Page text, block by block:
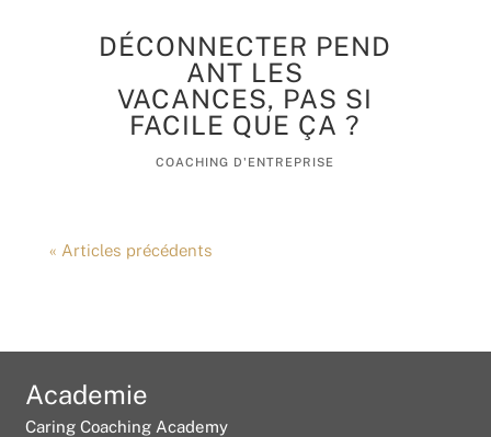
DÉCONNECTER PEND
ANT LES
VACANCES, PAS SI
FACILE QUE ÇA ?
COACHING D'ENTREPRISE
« Articles précédents
Academie
Caring Coaching Academy